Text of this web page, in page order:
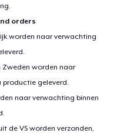
orders
worden naar verwachting
Zweden worden naar
productie geleverd.
naar verwachting binnen
de VS worden verzonden,